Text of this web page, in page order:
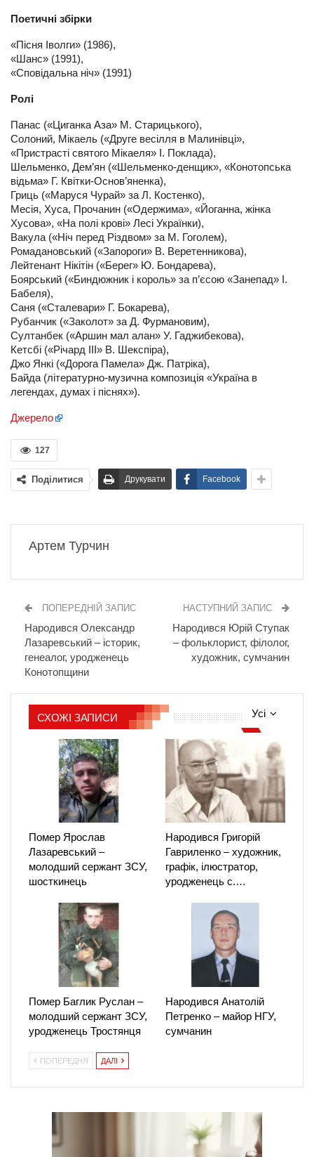
Поетичні збірки
«Пісня Іволги» (1986),
«Шанс» (1991),
«Сповідальна ніч» (1991)
Ролі
Панас («Циганка Аза» М. Старицького),
Солоний, Мікаель («Друге весілля в Малинівці»,
«Пристрасті святого Мікаеля» І. Поклада),
Шельменко, Дем’ян («Шельменко-денщик», «Конотопська
відьма» Г. Квітки-Основ’яненка),
Гриць («Маруся Чурай» за Л. Костенко),
Месія, Хуса, Прочанин («Одержима», «Йоганна, жінка
Хусова», «На полі крові» Лесі Українки),
Вакула («Ніч перед Різдвом» за М. Гоголем),
Ромадановський («Запороги» В. Веретенникова),
Лейтенант Нікітін («Берег» Ю. Бондарева),
Боярський («Биндюжник і король» за п’єсою «Занепад» І.
Бабеля),
Саня («Сталевари» Г. Бокарева),
Рубанчик («Заколот» за Д. Фурмановим),
Султанбек («Аршин мал алан» У. Гаджибекова),
Кетсбі («Річард ІІІ» В. Шекспіра),
Джо Янкі («Дорога Памела» Дж. Патріка),
Байда (літературно-музична композиція «Україна в
легендах, думах і піснях»).
Джерело
127
Поділитися Друкувати Facebook
Артем Турчин
ПОПЕРЕДНІЙ ЗАПИС
Народився Олександр
Лазаревський – історик,
генеалог, уродженець
Конотопщини
НАСТУПНИЙ ЗАПИС
Народився Юрій Ступак
– фольклорист, філолог,
художник, сумчанин
Усі
СХОЖІ ЗАПИСИ
Помер Ярослав
Лазаревський –
молодший сержант ЗСУ,
шосткинець
Народився Григорій
Гавриленко – художник,
графік, ілюстратор,
уродженець с.…
Помер Баглик Руслан –
молодший сержант ЗСУ,
уродженець Тростянця
Народився Анатолій
Петренко – майор НГУ,
сумчанин
ПОПЕРЕДНЯ ДАЛІ